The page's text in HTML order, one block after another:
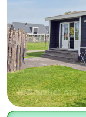
nuit
Campings
Chaumières
-
Bad
-